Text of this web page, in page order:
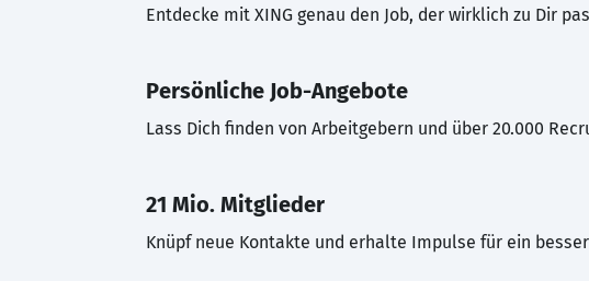
Entdecke mit XING genau den Job, der wirklich zu Dir
Persönliche Job-Angebote
Lass Dich finden von Arbeitgebern und über 20.000
21 Mio. Mitglieder
Knüpf neue Kontakte und erhalte Impulse für ein